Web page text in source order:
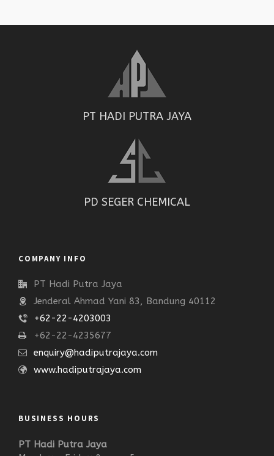
PT HADI PUTRA JAYA
PD SEGER CHEMICAL
COMPANY INFO
PT Hadi Putra Jaya
Jenderal Ahmad Yani 83, Bandung 40112
+62-22-4203003
+62-22-4235677
enquiry@hadiputrajaya.com
www.hadiputrajaya.com
BUSINESS HOURS
PT Hadi Putra Jaya